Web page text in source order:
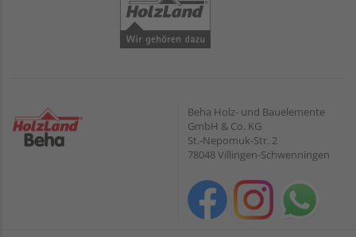
Beha Holz- und Bauelemente
GmbH & Co. KG
St.-Nepomuk-Str. 2
78048 Villingen-Schwenningen